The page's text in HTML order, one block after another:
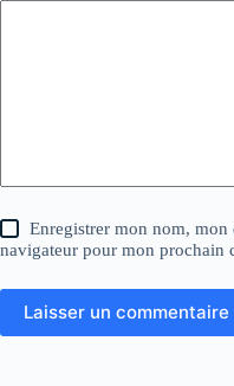
Enregistrer mon nom, mon
navigateur pour mon prochain
Laisser un commentaire